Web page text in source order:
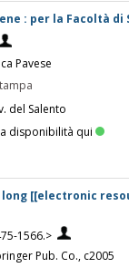
: per la Facoltà di
Pavese
del Salento
disponibilità qui
[[electronic
1566.>
Pub. Co., c2005